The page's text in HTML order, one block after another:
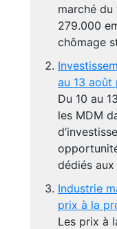
marché
279.000
chômage
au 13 août
Du 10 au
les MDM
dédiés aux
Industrie
prix à la
Les prix à